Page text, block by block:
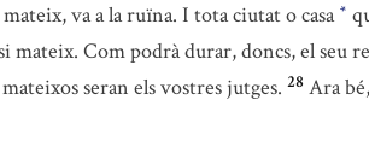
va a la ruïna. I tota ciutat o casa *
Com podrà durar, doncs, el seu
seran els vostres jutges. 28 Ara